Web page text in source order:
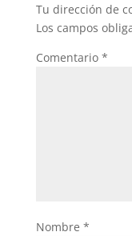
o
k
Tu dirección de
Los campos
Comentario *
Nombre *